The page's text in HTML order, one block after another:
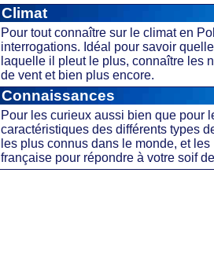
Climat
Pour tout connaître sur le climat en
interrogations. Idéal pour savoir
laquelle il pleut le plus, connaître les
de vent et bien plus encore.
Connaissances
Pour les curieux aussi bien que pour
caractéristiques des différents types
les plus connus dans le monde, et
française pour répondre à votre soif